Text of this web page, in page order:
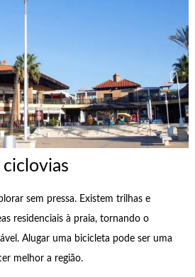
ciclovias
sem pressa. Existem trilhas e
residenciais à praia, tornando o
Alugar uma bicicleta pode ser uma
melhor a região.